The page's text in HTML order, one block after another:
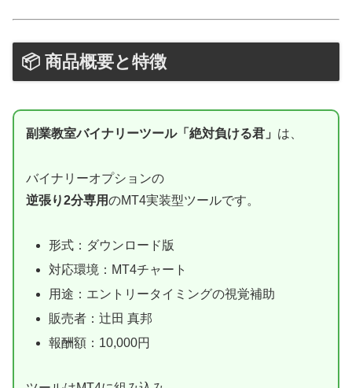
📦 商品概要と特徴
副業教室バイナリーツール「絶対負ける君」 は、
バイナリーオプションの
逆張り2分専用のMT4実装型ツールです。
形式：ダウンロード版
対応環境：MT4チャート
用途：エントリータイミングの視覚補助
販売者：辻田 真邦
報酬額：10,000円